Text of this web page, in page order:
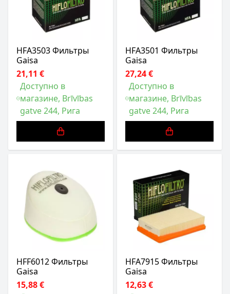
HFA3503 Фильтры
Gaisa
21,11 €
Доступно в
магазине, Brīvības
gatve 244, Рига
HFA3501 Фильтры
Gaisa
27,24 €
Доступно в
магазине, Brīvības
gatve 244, Рига
HFF6012 Фильтры
Gaisa
15,88 €
HFA7915 Фильтры
Gaisa
12,63 €